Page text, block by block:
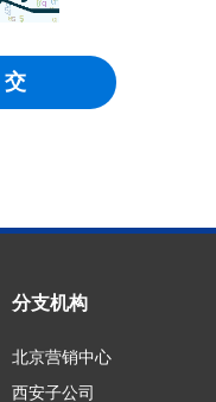
分支机构
北京营销中心
西安子公司